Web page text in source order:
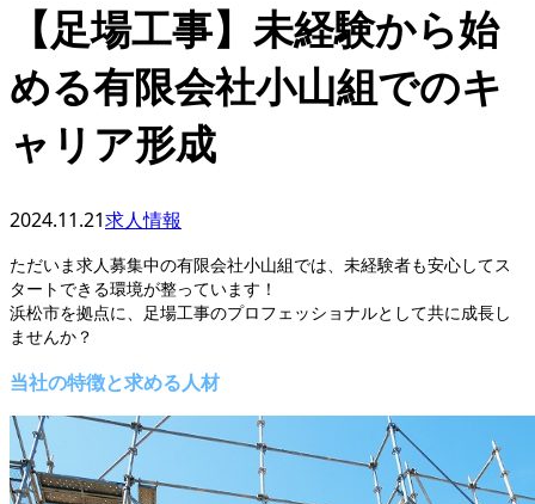
【足場工事】未経験から始
める有限会社小山組でのキ
ャリア形成
2024.11.21求人情報
ただいま求人募集中の有限会社小山組では、未経験者も安心してス
タートできる環境が整っています！
浜松市を拠点に、足場工事のプロフェッショナルとして共に成長し
ませんか？
当社の特徴と求める人材